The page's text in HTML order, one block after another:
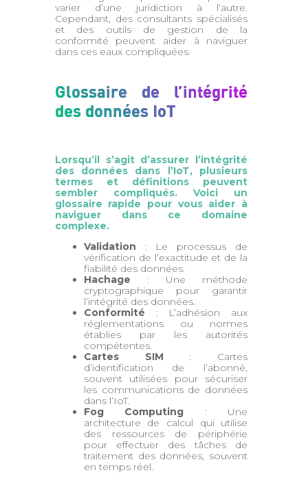
varier d’une juridiction à l’autre.
Cependant, des consultants spécialisés
et des outils de gestion de la
conformité peuvent aider à naviguer
dans ces eaux compliquées.
Glossaire de l’intégrité
des données IoT
Lorsqu’il s’agit d’assurer l’intégrité
des données dans l’IoT, plusieurs
termes et définitions peuvent
sembler compliqués. Voici un
glossaire rapide pour vous aider à
naviguer dans ce domaine
complexe.
Validation : Le processus de
vérification de l’exactitude et de la
fiabilité des données.
Hachage : Une méthode
cryptographique pour garantir
l’intégrité des données.
Conformité : L’adhésion aux
réglementations ou normes
établies par les autorités
compétentes.
Cartes SIM : Cartes
d’identification de l’abonné,
souvent utilisées pour sécuriser
les communications de données
dans l’IoT.
Fog Computing : Une
architecture de calcul qui utilise
des ressources de périphérie
pour effectuer des tâches de
traitement des données, souvent
en temps réel.